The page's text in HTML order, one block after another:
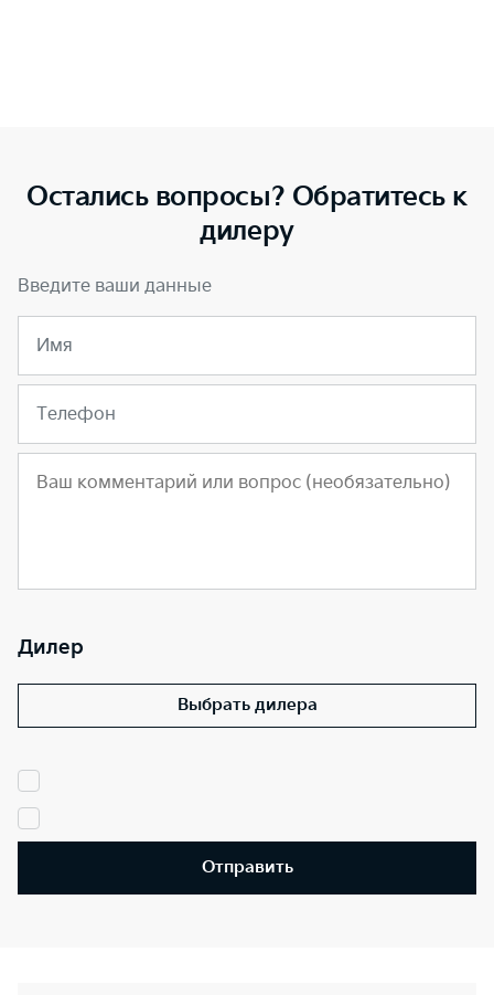
Остались вопросы? Обратитесь к
дилеру
Введите ваши данные
Имя
Телефон
Дилер
Выбрать дилера
Отправить